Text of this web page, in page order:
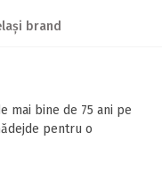
brand
mai bine de 75 ani pe
pentru o